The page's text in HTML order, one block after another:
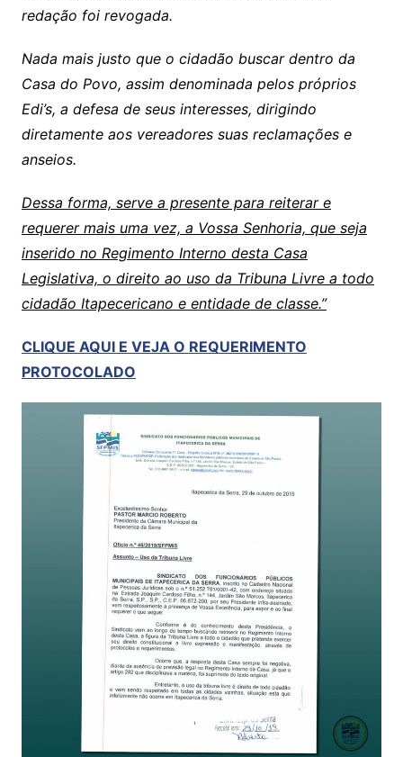
redação foi revogada.
Nada mais justo que o cidadão buscar dentro da
Casa do Povo, assim denominada pelos próprios
Edi’s, a defesa de seus interesses, dirigindo
diretamente aos vereadores suas reclamações e
anseios.
Dessa forma, serve a presente para reiterar e
requerer mais uma vez, a Vossa Senhoria, que seja
inserido no Regimento Interno desta Casa
Legislativa, o direito ao uso da Tribuna Livre a todo
cidadão Itapecericano e entidade de classe.”
CLIQUE AQUI E VEJA O REQUERIMENTO
PROTOCOLADO